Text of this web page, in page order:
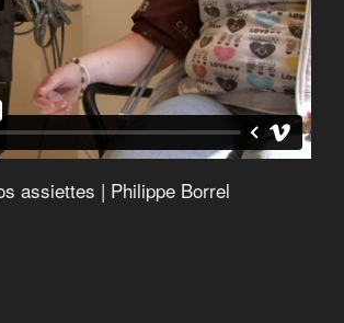
: le scandale mondial du gaspillage
vivant
le sucre
assiettes
assiettes | Philippe Borrel